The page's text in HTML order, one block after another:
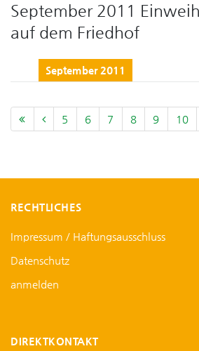
September 2011
auf dem Friedhof
September 2011
5 6 7 8 9 10
RECHTLICHES
Impressum / Haftungsausschluss
Datenschutz
anmelden
DIREKTKONTAKT